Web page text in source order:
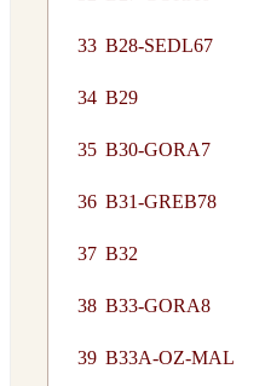
33 B28-SEDL67
34 B29
35 B30-GORA7
36 B31-GREB78
37 B32
38 B33-GORA8
39 B33A-OZ-MAL